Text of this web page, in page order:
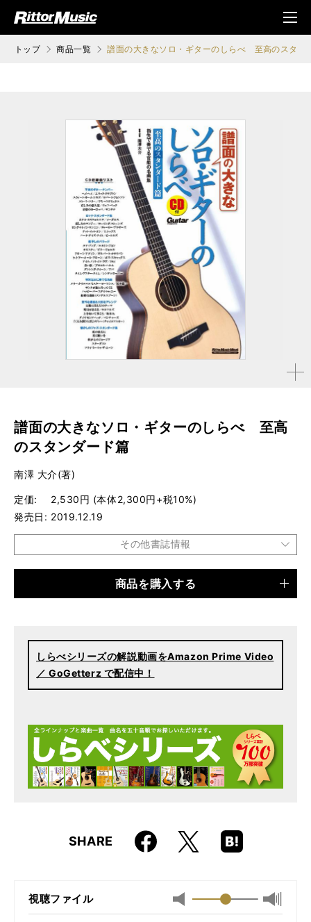
ジック (Rittor Musi
メニ
ュ
トップ 商品一覧 譜面の大きなソロ・ギターのしらべ 至高のスタン
拡大す
譜面の大きなソロ・ギターのしらべ 至高
のスタンダード篇
南澤 大介(著)
定価
2,530円 (本体2,300円+税10%)
発売日
2019.12.19
その他書誌情報
商品を購入する
しらべシリーズの解説動画をAmazon Prime Video
／ GoGetterz で配信中！
SHARE Faceboo
k
X
Hatena
Boo
視聴ファイル
最小
音
最大音
量